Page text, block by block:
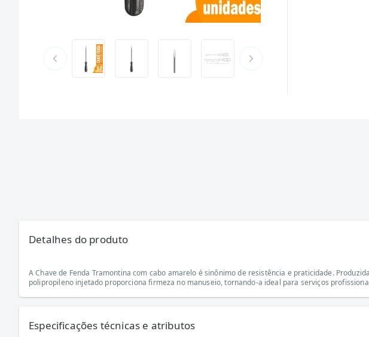
Detalhes do produto
A Chave de Fenda Tramontina com cabo amarelo é sinônimo de resistência e praticidade.
polipropileno injetado proporciona firmeza no manuseio, tornando-a ideal para serviços
Especificações técnicas e atributos